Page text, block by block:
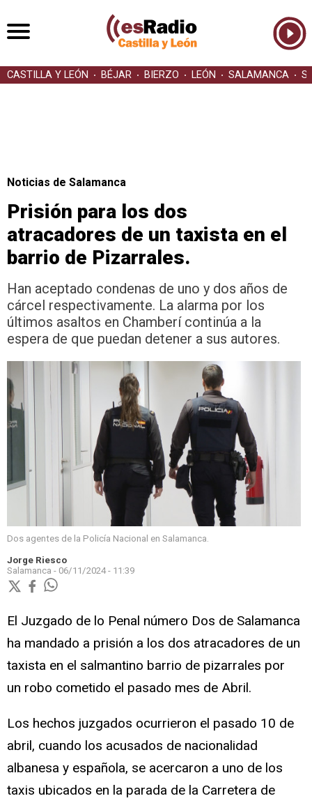
CASTILLA Y LEÓN BÉJAR BIERZO LEÓN SALAMANCA
Noticias de Salamanca
Prisión para los dos
atracadores de un taxista en el
barrio de Pizarrales.
Han aceptado condenas de uno y dos años de
cárcel respectivamente. La alarma por los
últimos asaltos en Chamberí continúa a la
espera de que puedan detener a sus autores.
Dos agentes de la Policía Nacional en Salamanca.
Jorge Riesco
Salamanca - 06/11/2024 - 11:39
El Juzgado de lo Penal número Dos de Salamanca
ha mandado a prisión a los dos atracadores de un
taxista en el salmantino barrio de pizarrales por
un robo cometido el pasado mes de Abril.
Los hechos juzgados ocurrieron el pasado 10 de
abril, cuando los acusados de nacionalidad
albanesa y española, se acercaron a uno de los
taxis ubicados en la parada de la Carretera de